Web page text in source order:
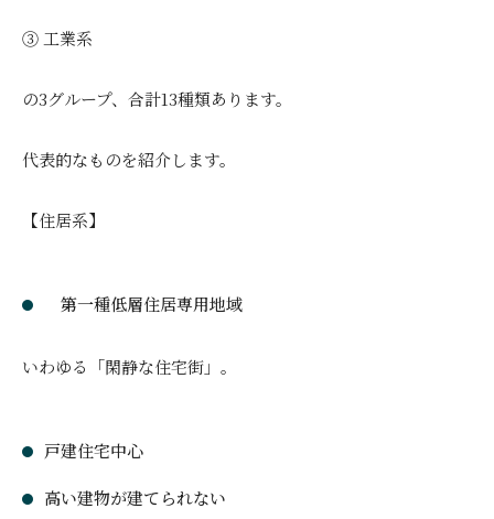
③ 工業系
の3グループ、合計13種類あります。
代表的なものを紹介します。
【住居系】
第一種低層住居専用地域
いわゆる「閑静な住宅街」。
戸建住宅中心
高い建物が建てられない